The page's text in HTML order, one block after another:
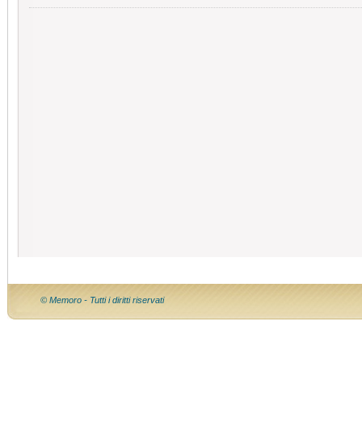
© Memoro - Tutti i diritti riservati